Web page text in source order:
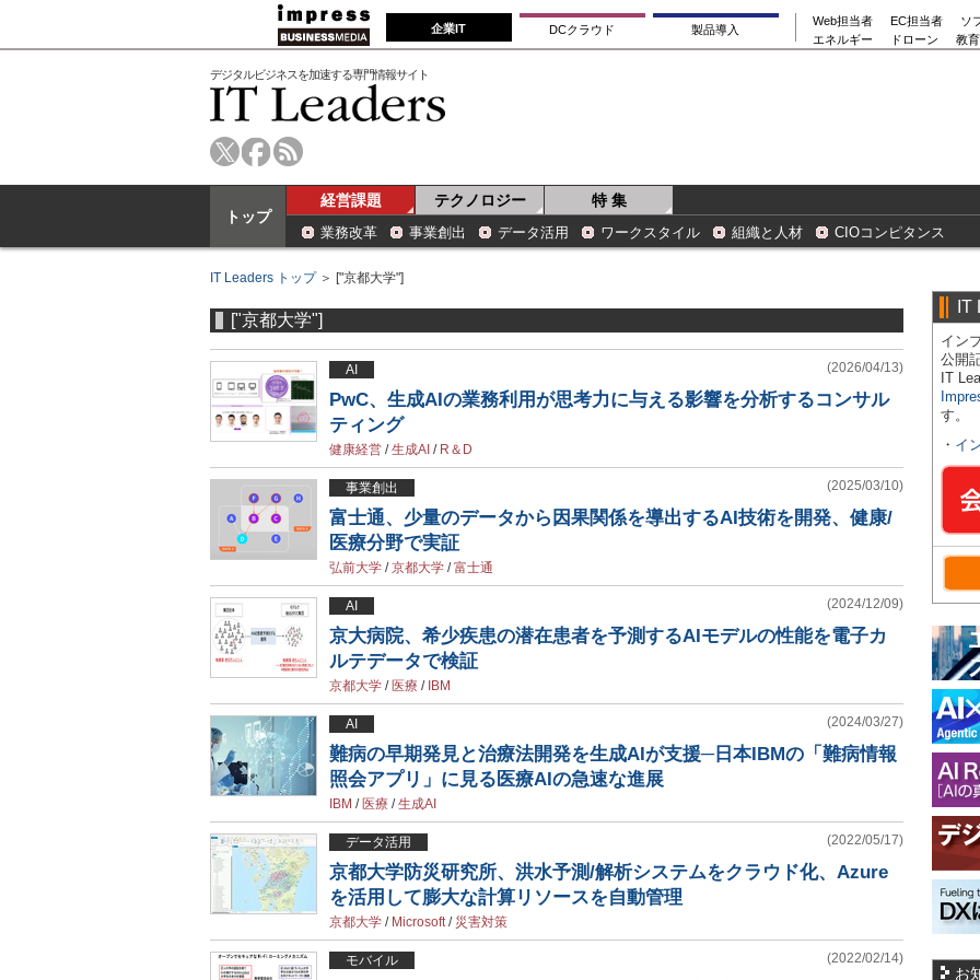
企業IT DCクラウド 製品導入
Web担当者 EC担当者
ソ
エネルギー
ドローン 教
デジタルビジネスを加速する専門情報サイト
トップ
経営課題 テクノロジー 特 集
業務改革 事業創出 データ活用 ワークスタイル 組織と人材 CIOコンピタンス
IT Leaders トップ＞ ["京都大学"]
["京都大学"]
AI (2026/04/13)
PwC、生成AIの業務利用が思考力に与える影響を分析するコンサル
ティング
健康経営 /生成AI / R＆D
事業創出 (2025/03/10)
富士通、少量のデータから因果関係を導出するAI技術を開発、健康/
医療分野で実証
弘前大学 /京都大学 /富士通
AI (2024/12/09)
京大病院、希少疾患の潜在患者を予測するAIモデルの性能を電子カ
ルテデータで検証
京都大学 / 医療 / IBM
AI (2024/03/27)
難病の早期発見と治療法開発を生成AIが支援─日本IBMの「難病情報
照会アプリ」に見る医療AIの急速な進展
IBM / 医療 /生成AI
データ活用 (2022/05/17)
京都大学防災研究所、洪水予測/解析システムをクラウド化、Azure
を活用して膨大な計算リソースを自動管理
京都大学 / Microsoft/ 災害対策
モバイル (2022/02/14)
IT
イン
公開
IT
す。
・ イ
お